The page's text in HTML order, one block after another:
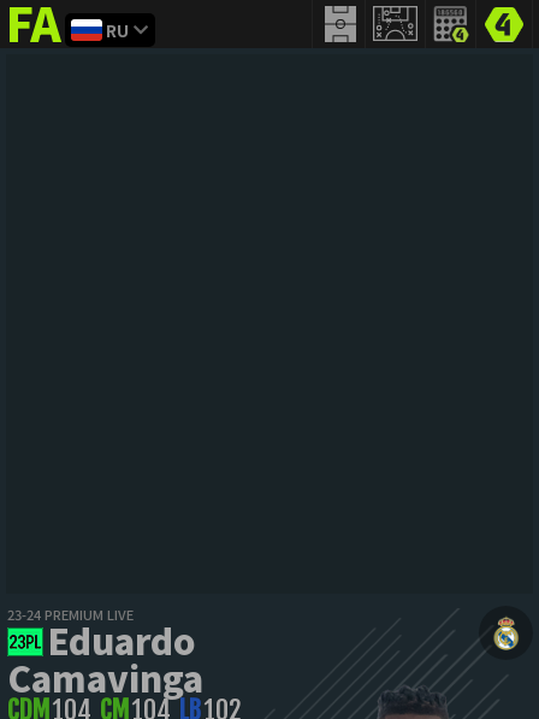
FIFAaddict
RU
23-24 PREMIUM LIVE
Eduardo
Camavinga
CDM 104 CM 104 LB102